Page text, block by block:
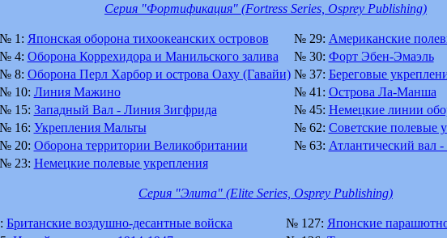
Серия "Фортификация" (Fortress Series, Osprey Publishing)
№ 1: Японская оборона тихоокеанских островов № 29: Американские
№ 4: Оборона Коррехидора и Манильского залива № 30: Форт Эбен-Эмаэль
№ 8: Оборона Перл Харбор и острова Оаху (Гавайи) № 37: Береговые
№ 10: Линия Мажино № 41: Острова Ла-Манша
№ 15: Западный Вал - Линия Зигфрида № 45: Немецкие линии
№ 16: Укрепления Мальты № 62: Советские полевые
№ 20: Оборона территории Великобритании № 63: Атлантический вал
№ 23: Немецкие полевые укрепления
Серия "Элита" (Elite Series, Osprey Publishing)
Британские воздушно-десантные войска № 127: Японские